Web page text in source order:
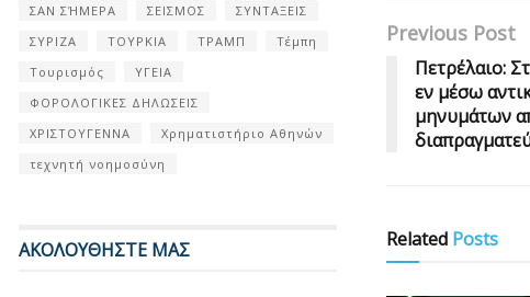
Previous Post
Πετρέλαιο:
εν μέσω
μηνυμάτων
Related Posts
ΣΑΝ ΣΉΜΕΡΑ
ΣΕΙΣΜΟΣ
ΣΥΝΤΑΞΕΙΣ
ΣΥΡΙΖΑ
ΤΟΥΡΚΙΑ ΤΡΑΜΠ
Τέμπη
Τουρισμός
ΥΓΕΙΑ
ΦΟΡΟΛΟΓΙΚΕΣ ΔΗΛΩΣΕΙΣ
ΧΡΙΣΤΟΥΓΕΝΝΑ
Χρηματιστήριο Αθηνών
τεχνητή νοημοσύνη
ΑΚΟΛΟΥΘΗΣΤΕ ΜΑΣ